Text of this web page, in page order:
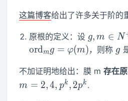
这篇博客给出了许多关于阶的
原根的定义：设 g,m\in
N^+
g, m ∈ N
ordmg = φ(m)，则称 g
g
不加证明地给出：膜 m存在
m = 2,4, pk , 2pk .